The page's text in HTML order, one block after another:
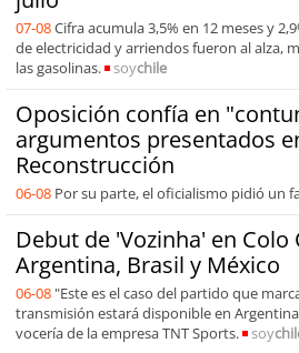
07-08Cifra acumula 3,5% en 12 meses y
de electricidad y arriendos fueron al alza,
las gasolinas.
soychile
Oposición confía en
argumentos presentados
Reconstrucción
06-08 Por su parte, el oficialismo pidió un
Debut de 'Vozinha' en Colo
Argentina, Brasil y México
06-08 "Este es el caso del partido que
transmisión estará disponible en
vocería de la empresa TNT Sports.
soy